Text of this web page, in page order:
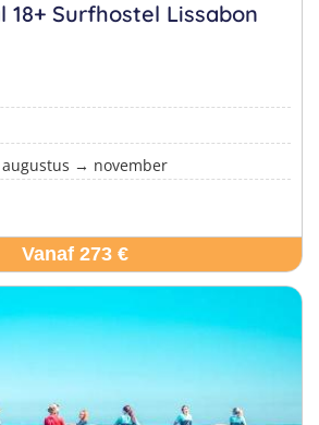
Surfhostel Lissabon
→ november
Vanaf 273 €